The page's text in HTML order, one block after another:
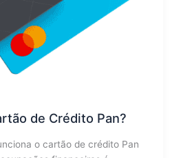
de Crédito Pan?
o cartão de crédito Pan